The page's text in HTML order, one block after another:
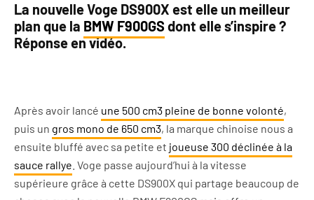
La nouvelle Voge DS900X est elle un meilleur
plan que la BMW F900GSdont elle s’inspire ?
Réponse en vidéo.
Après avoir lancé une 500 cm3 pleine de bonne volonté,
puis un gros mono de 650 cm3, la marque chinoise nous a
ensuite bluffé avec sa petite et joueuse 300 déclinée à la
sauce rallye . Voge passe aujourd’hui à la vitesse
supérieure grâce à cette DS900X qui partage beaucoup de